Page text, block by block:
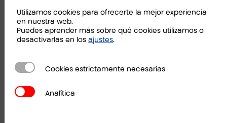
t
c
c
Utilizamos cookies para ofrecerte la mejor experiencia
en nuestra web.
Puedes aprender más sobre qué cookies utilizamos o
desactivarlas en losajustes.
Cookies estrictamente necesarias
Cookies estrictamente necesarias
AnalíticaAnalítica